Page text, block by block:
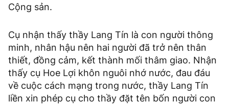
Cộng sản.
Cụ nhận thấy thầy Lang Tín là con người thông
minh, nhân hậu nên hai người đã trở nên thân
thiết, đồng cảm, kết thành mối thâm giao. Nhận
thấy cụ Hoe Lợi khôn nguôi nhớ nước, đau đáu
về cuộc cách mạng trong nước, thầy Lang Tín
liền xin phép cụ cho thầy đặt tên bốn người con